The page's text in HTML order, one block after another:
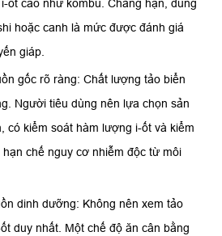
ốt cao như kombu. Chẳng hạn, dùng
hoặc canh là mức được đánh giá
giáp.
gốc rõ ràng: Chất lượng tảo biển
Người tiêu dùng nên lựa chọn sản
có kiểm soát hàm lượng i-ốt và kiểm
chế nguy cơ nhiễm độc từ môi
dinh dưỡng: Không nên xem tảo
duy nhất. Một chế độ ăn cân bằng